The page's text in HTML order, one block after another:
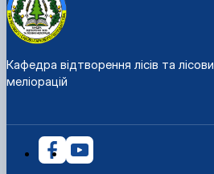
Кафедра відтворення лісів та
меліорацій